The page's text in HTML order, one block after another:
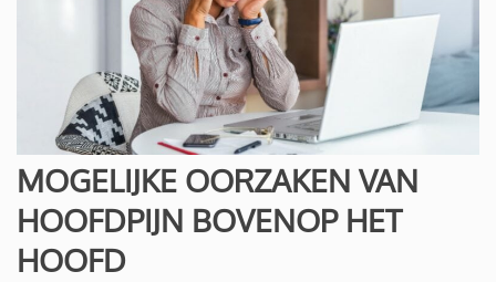
MOGELIJKE OORZAKEN VAN
HOOFDPIJN BOVENOP HET
HOOFD